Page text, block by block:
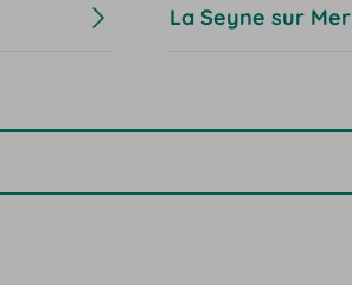
La Seyne sur Mer